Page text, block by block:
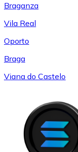
Braganza
Vila Real
Oporto
Braga
Viana do Castelo